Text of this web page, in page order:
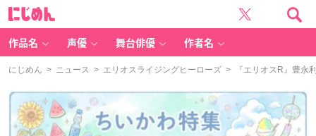
作品名 声優 舞台俳優 作者名
にじめん > ニュース > エリオスライジングヒーローズ > 『エリオスR』豊永